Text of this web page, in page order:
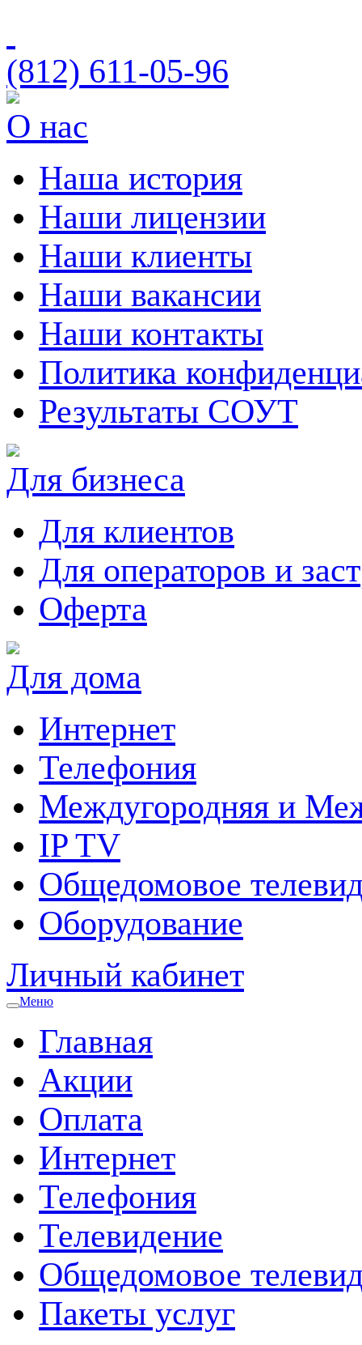
(812) 611-05-96
О нас
Наша история
Наши лицензии
Наши клиенты
Наши вакансии
Наши контакты
Политика
Результаты СОУТ
Для бизнеса
Для клиентов
Для операторов и
Оферта
Для дома
Интернет
Телефония
Междугородняя и
IP TV
Общедомовое
Оборудование
Личный кабинет
Меню
Главная
Акции
Оплата
Интернет
Телефония
Телевидение
Общедомовое
Пакеты услуг